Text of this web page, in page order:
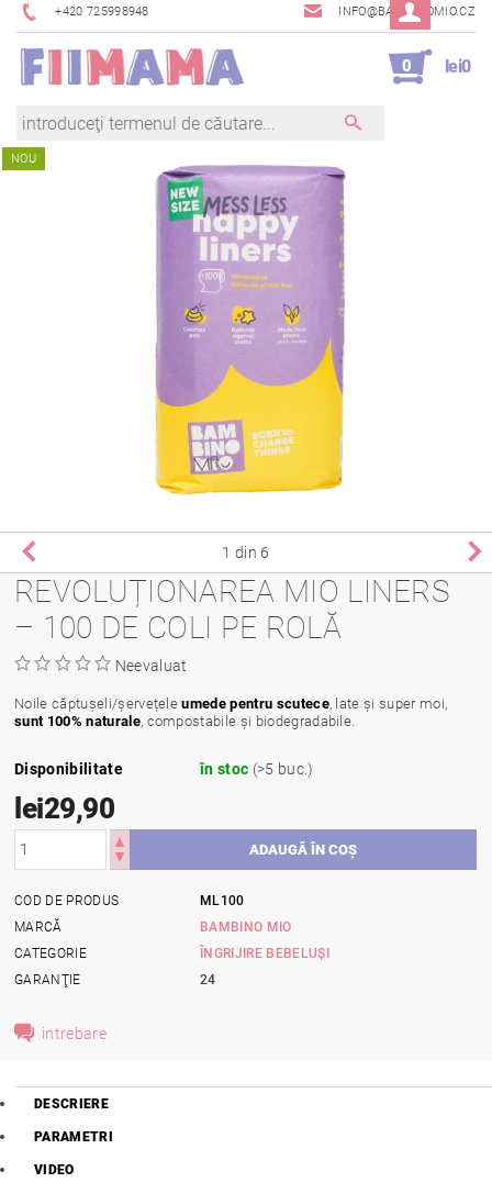
+420 725998948 INFO@BAMBINOMIO.CZ
0 lei0
NOU
1 din 6
REVOLUȚIONAREA MIO LINERS
– 100 DE COLI PE ROLĂ
Neevaluat
Noile căptușeli/șervețeleumede pentru scutece, late și super moi,
sunt 100% naturale, compostabile și biodegradabile.
Disponibilitate în stoc (>5 buc.)
lei29,90
COD DE PRODUS
ML100
MARCĂ
BAMBINO MIO
CATEGORIE
ÎNGRIJIRE BEBELUȘI
GARANŢIE
24
intrebare
DESCRIERE
PARAMETRI
VIDEO